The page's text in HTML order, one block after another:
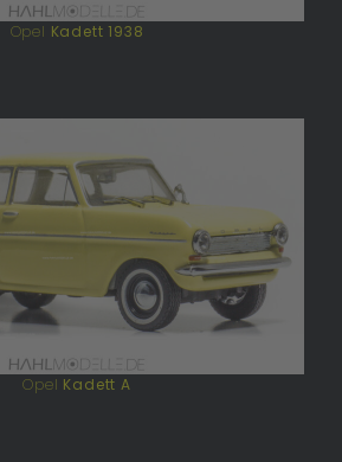
Opel Kadett 1938
Opel Kadett A